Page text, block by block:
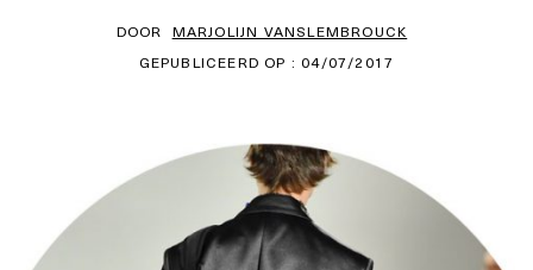
DOOR MARJOLIJN VANSLEMBROUCK
GEPUBLICEERD OP : 04/07/2017